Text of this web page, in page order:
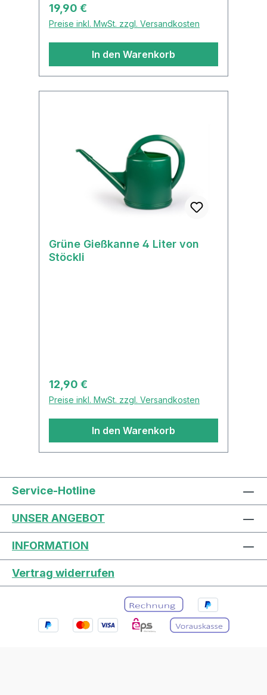
Regulärer Preis:
19,90 €
Preise inkl. MwSt. zzgl. Versandkosten
In den Warenkorb
Grüne Gießkanne 4 Liter von
Stöckli
Regulärer Preis:
12,90 €
Preise inkl. MwSt. zzgl. Versandkosten
In den Warenkorb
Service-Hotline
UNSER ANGEBOT
INFORMATION
Vertrag widerrufen